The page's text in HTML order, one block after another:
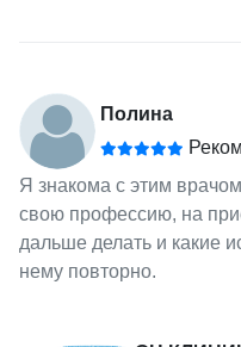
Полина
Я знакома с этим
свою профессию, на
дальше делать и какие
нему повторно.